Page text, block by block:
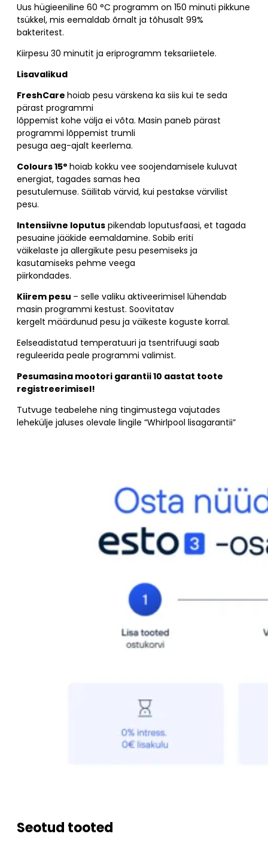
Uus hügieeniline 60 °C programm on 150 minuti pikkune
tsükkel, mis eemaldab õrnalt ja tõhusalt 99%
bakteritest.
Kiirpesu 30 minutit ja eriprogramm teksariietele.
Lisavalikud
FreshCare hoiab pesu värskena ka siis kui te seda
pärast programmi
lõppemist kohe välja ei võta. Masin paneb pärast
programmi lõppemist trumli
pesuga aeg-ajalt keerlema.
Colours 15° hoiab kokku vee soojendamisele kuluvat
energiat, tagades samas hea
pesutulemuse. Säilitab värvid, kui pestakse värvilist
pesu.
Intensiivne loputus pikendab loputusfaasi, et tagada
pesuaine jääkide eemaldamine. Sobib eriti
väikelaste ja allergikute pesu pesemiseks ja
kasutamiseks pehme veega
piirkondades.
Kiirem pesu – selle valiku aktiveerimisel lühendab
masin programmi kestust. Soovitatav
kergelt määrdunud pesu ja väikeste koguste korral.
Eelseadistatud temperatuuri ja tsentrifuugi saab
reguleerida peale programmi valimist.
Pesumasina mootori garantii 10 aastat toote
registreerimisel!
Tutvuge teabelehe ning tingimustega vajutades
lehekülje jaluses olevale lingile “Whirlpool lisagarantii”
Seotud tooted